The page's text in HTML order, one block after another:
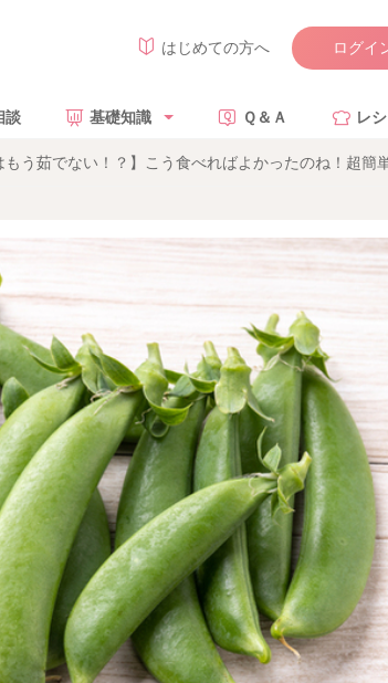
はじめての方へ ログイ
談 基礎知識 Ｑ＆Ａ レ
もう茹でない！？】こう食べればよかったのね！超簡